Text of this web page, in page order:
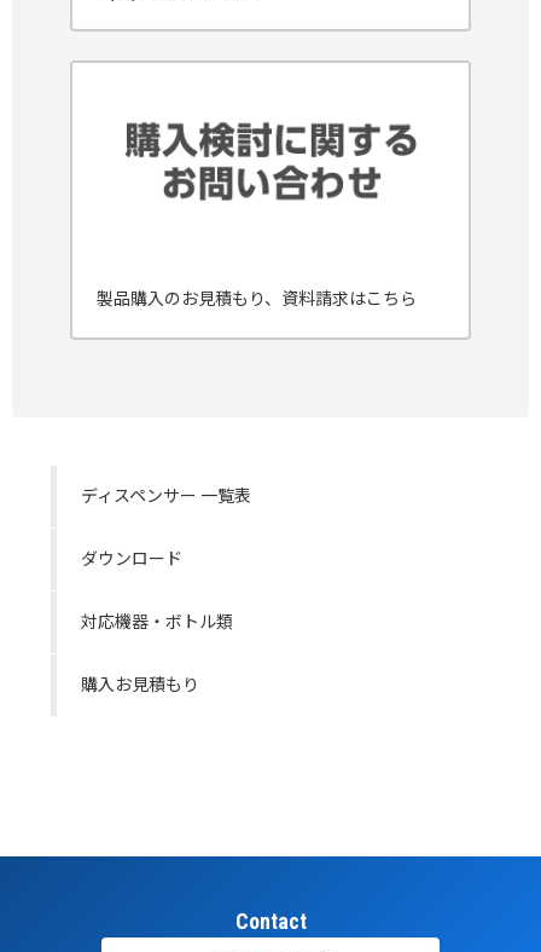
製品購入のお見積もり、資料請求はこちら
ディスペンサー 一覧表
ダウンロード
対応機器・ボトル類
購入お見積もり
Contact